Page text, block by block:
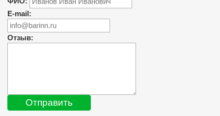
E-mail:
Отзыв: